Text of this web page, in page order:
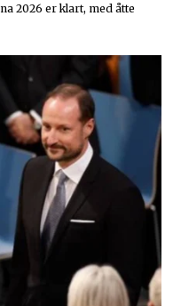
2026 er klart, med åtte